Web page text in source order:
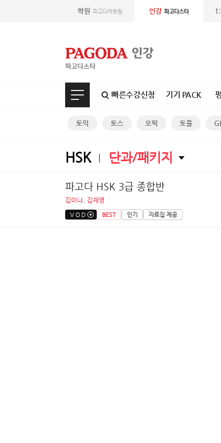
학원 파고다어학원 인강 파고다스타
빠른수강신청 기기 PACK
토익 토스 오픽 토플
HSK 단과/패키지
파고다 HSK 3급 종합반
김미나, 김재영
V O D BEST 인기 자료집 제공